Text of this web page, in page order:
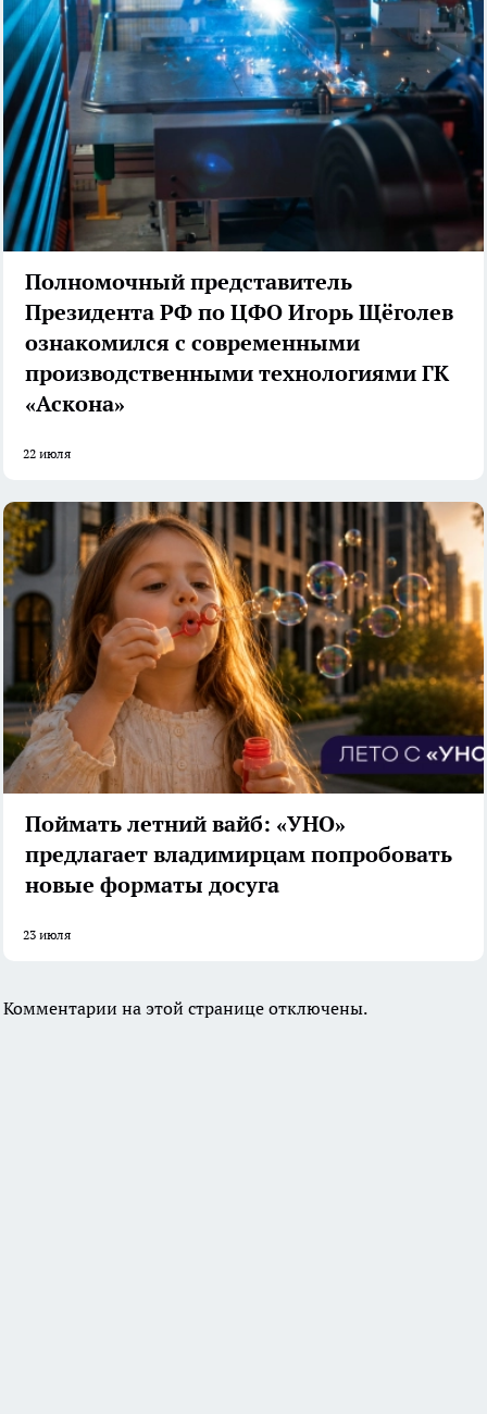
Полномочный представитель
Президента РФ по ЦФО Игорь Щёголев
ознакомился с современными
производственными технологиями ГК
«Аскона»
22 июля
Поймать летний вайб: «УНО»
предлагает владимирцам попробовать
новые форматы досуга
23 июля
Комментарии на этой странице отключены.